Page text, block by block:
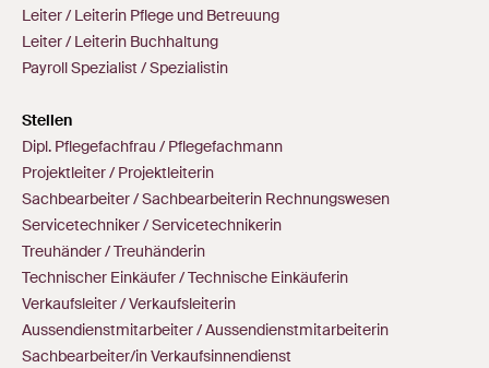
Leiter / Leiterin Pflege und Betreuung
Leiter / Leiterin Buchhaltung
Payroll Spezialist / Spezialistin
Stellen
Dipl. Pflegefachfrau / Pflegefachmann
Projektleiter / Projektleiterin
Sachbearbeiter / Sachbearbeiterin Rechnungswesen
Servicetechniker / Servicetechnikerin
Treuhänder / Treuhänderin
Technischer Einkäufer / Technische Einkäuferin
Verkaufsleiter / Verkaufsleiterin
Aussendienstmitarbeiter / Aussendienstmitarbeiterin
Sachbearbeiter/in Verkaufsinnendienst